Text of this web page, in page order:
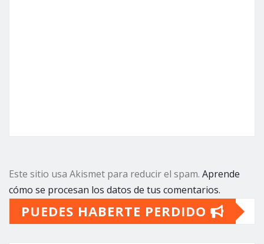
Este sitio usa Akismet para reducir el spam. Aprende
cómo se procesan los datos de tus comentarios.
PUEDES HABERTE PERDIDO